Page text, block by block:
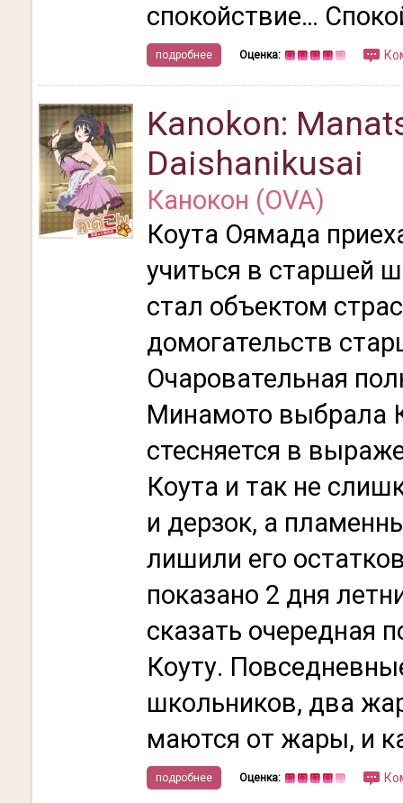
спокойствие…
подробнее Оценка:
Kanokon:
Daishanikusai
Канокон (OVA)
Коута Оямада
учиться в старшей
стал объектом
домогательств
Очаровательная
Минамото выбрала
стесняется в
Коута и так не
и дерзок, а
лишили его
показано 2 дня
сказать очередная
Коуту.
школьников, два
маются от жары, и
подробнее Оценка: